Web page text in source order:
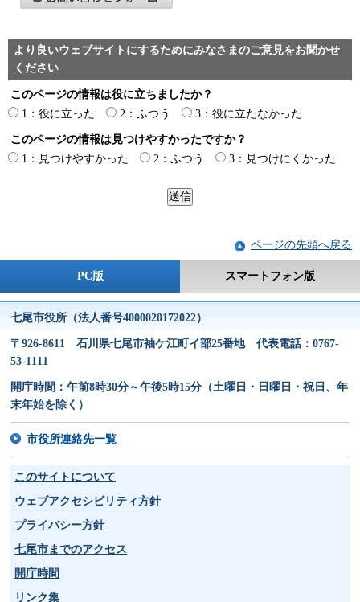
より良いウェブサイトにするためにみなさまのご意見をお聞かせ
ください
このページの情報は役に立ちましたか？
1：役に立った
2：ふつう 3：役に立たなかった
このページの情報は見つけやすかったですか？
1：見つけやすかった
2：ふつう 3：見つけにくかった
ページの先頭へ戻る
PC版 スマートフォン版
七尾市役所（法人番号4000020172022）
〒926-8611 石川県七尾市袖ケ江町イ部25番地 代表電話：0767-
53-1111
開庁時間：午前8時30分～午後5時15分（土曜日・日曜日・祝日、年
末年始を除く）
市役所連絡先一覧
このサイトについて
ウェブアクセシビリティ方針
プライバシー方針
七尾市までのアクセス
開庁時間
リンク集